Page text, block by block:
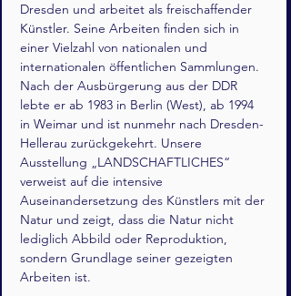
Dresden und arbeitet als freischaffender
Künstler. Seine Arbeiten finden sich in
einer Vielzahl von nationalen und
internationalen öffentlichen Sammlungen.
Nach der Ausbürgerung aus der DDR
lebte er ab 1983 in Berlin (West), ab 1994
in Weimar und ist nunmehr nach Dresden-
Hellerau zurückgekehrt. Unsere
Ausstellung „LANDSCHAFTLICHES“
verweist auf die intensive
Auseinandersetzung des Künstlers mit der
Natur und zeigt, dass die Natur nicht
lediglich Abbild oder Reproduktion,
sondern Grundlage seiner gezeigten
Arbeiten ist.